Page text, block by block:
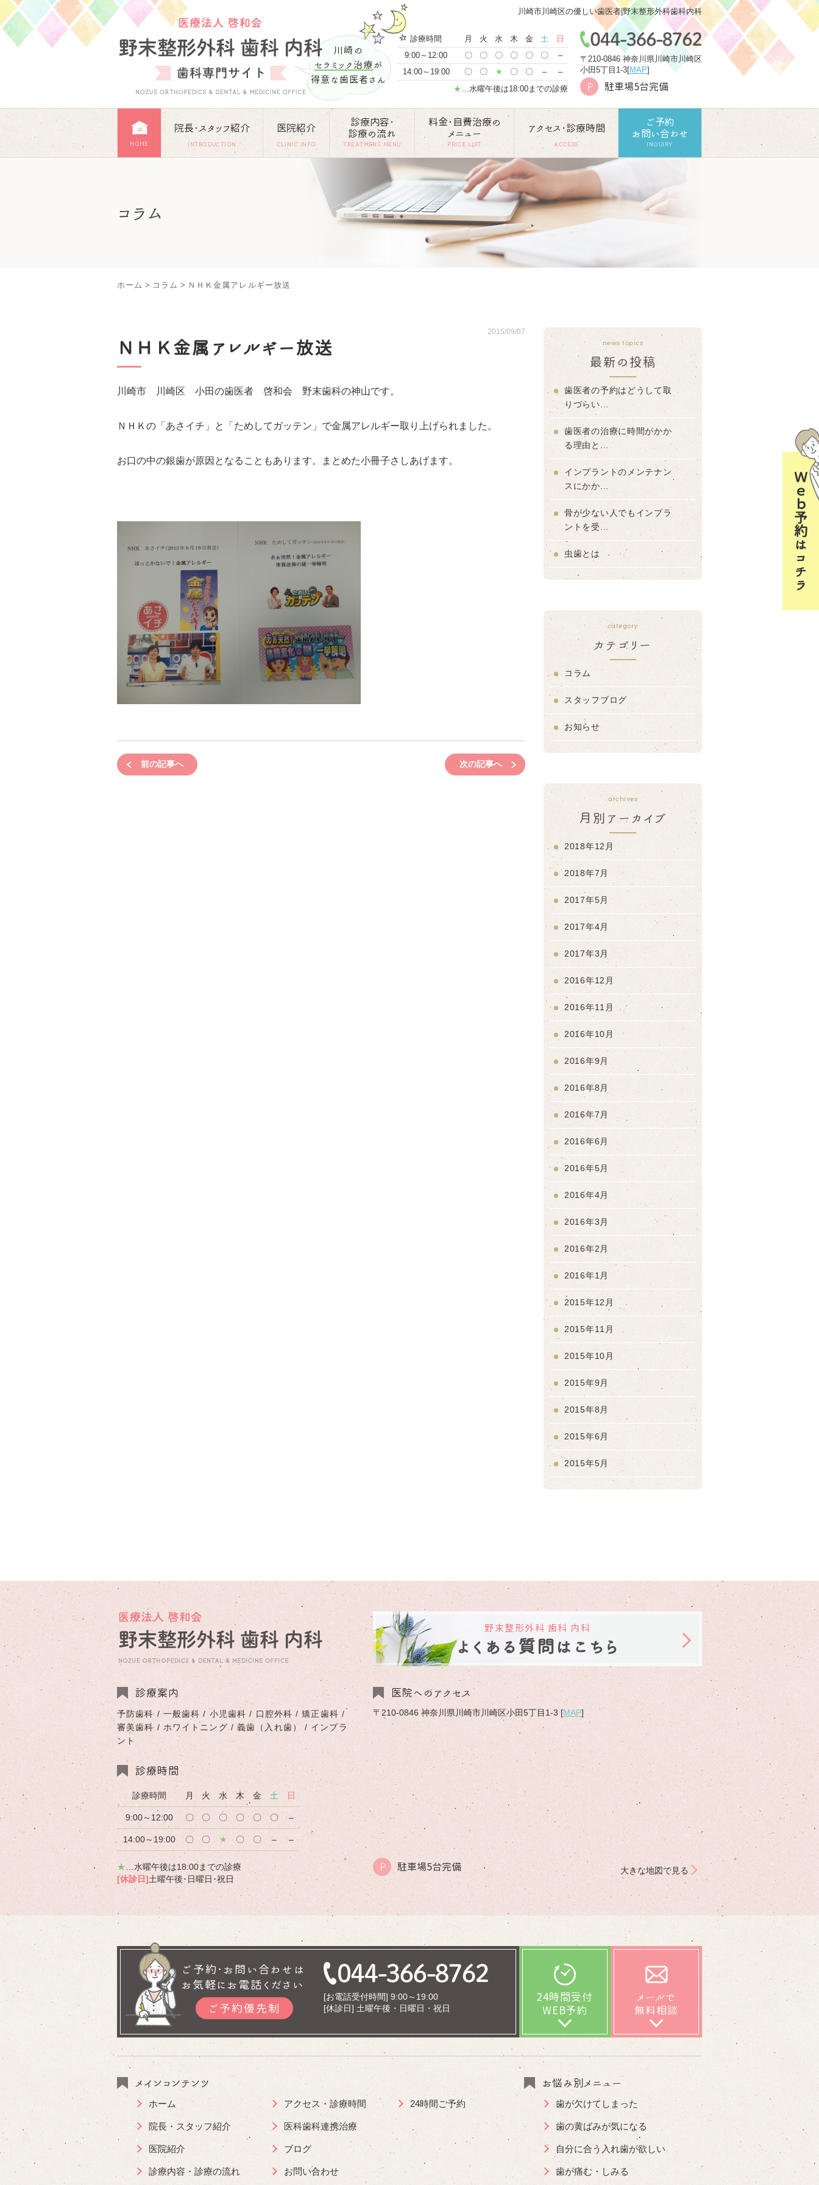
川崎市川崎区の優しい歯医者|野末整形外科歯科内科
川崎の
セラミック治療 が
得意な歯医者さん
診療時間 月 火 水 木 金 土
日
9:00～12:00
〇 〇 〇 〇 〇 〇
–
14:00～19:00
〇 〇 ★ 〇 〇 –
–
★…水曜午後は18:00までの診療
〒210-0846 神奈川県川崎市川崎区
小田5丁目1-3[MAP]
P 駐車場5台完備
HOME
院長･スタッフ紹介
INTRODUCTION
医院紹介
CLINIC INFO
診療内容･
診療の流れ
TREATMENT MENU
料金･自費治療の
メニュー
PRICE LIST
アクセス･診療時間
ACCESS
ご予約
お問い合わせ
INQUIRY
コラム
ホーム > コラム > ＮＨＫ金属アレルギー放送
2015/09/07
ＮＨＫ金属アレルギー放送
川崎市 川崎区 小田の歯医者 啓和会 野末歯科の神山です。
ＮＨＫの「あさイチ」と「ためしてガッテン」で金属アレルギー取り上げられました。
お口の中の銀歯が原因となることもあります。まとめた小冊子さしあげます。
前の記事へ 次の記事へ
news topics
最新の投稿
歯医者の予約はどうして取
りづらい...
歯医者の治療に時間がかか
る理由と...
インプラントのメンテナン
スにかか...
骨が少ない人でもインプラ
ントを受...
虫歯とは
category
カテゴリー
コラム
スタッフブログ
お知らせ
archives
月別アーカイブ
2018年12月
2018年7月
2017年5月
2017年4月
2017年3月
2016年12月
2016年11月
2016年10月
2016年9月
2016年8月
2016年7月
2016年6月
2016年5月
2016年4月
2016年3月
2016年2月
2016年1月
2015年12月
2015年11月
2015年10月
2015年9月
2015年8月
2015年6月
2015年5月
野末整形外科 歯科 内科
よくある質問はこちら
診療案内
予防歯科 / 一般歯科 / 小児歯科 / 口腔外科 / 矯正歯科 /
審美歯科 / ホワイトニング / 義歯（入れ歯） / インプラ
ント
診療時間
診療時間 月 火 水 木 金 土 日
9:00～12:00 〇 〇 〇 〇 〇 〇 –
14:00～19:00 〇 〇 ★ 〇 〇 – –
★ …水曜午後は18:00までの診療
[休診日]土曜午後･日曜日･祝日
医院へのアクセス
〒210-0846 神奈川県川崎市川崎区小田5丁目1-3 [MAP]
P 駐車場5台完備 大きな地図で見る
ご予約･お問い合わせは
お気軽にお電話ください
ご予約優先制
[お電話受付時間] 9:00～19:00
[休診日] 土曜午後・日曜日・祝日
24時間受付
WEB予約
メールで
無料相談
メインコンテンツ
ホーム
院長・スタッフ紹介
医院紹介
診療内容・診療の流れ
アクセス・診療時間
医科歯科連携治療
ブログ
お問い合わせ
24時間ご予約
お悩み別メニュー
歯が欠けてしまった
歯の黄ばみが気になる
自分に合う入れ歯が欲しい
歯が痛む・しみる
Ｗｅｂ予約はコチラ